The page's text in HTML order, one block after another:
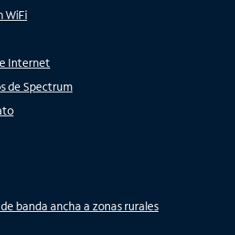
WiFi
Internet
de Spectrum
banda ancha a zonas rurales